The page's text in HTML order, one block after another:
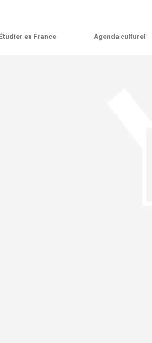
Étudier en France Agenda culturel